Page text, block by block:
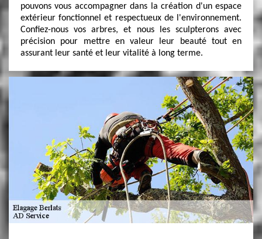
pouvons vous accompagner dans la création d'un espace
extérieur fonctionnel et respectueux de l'environnement.
Confiez-nous vos arbres, et nous les sculpterons avec
précision pour mettre en valeur leur beauté tout en
assurant leur santé et leur vitalité à long terme.